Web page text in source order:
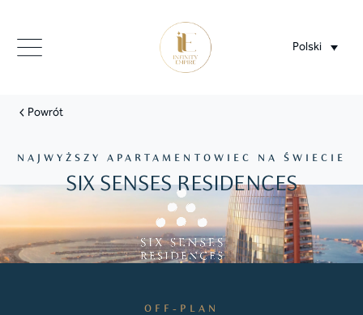
Polski
Powrót
NAJWYŻSZY APARTAMENTOWIEC NA ŚWIECIE
SIX SENSES RESIDENCES
OFF-PLAN